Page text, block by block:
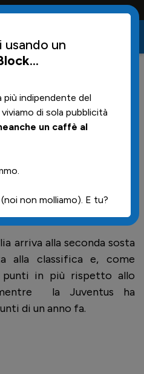
la portano tutta la vita
+ 3
sei giornate di Serie
arriva alla seconda sosta
alla classifica e, come
in più rispetto allo
la Juventus ha
di un anno fa.
usando un
...
più indipendente del
di sola pubblicità
un caffè al
(noi non molliamo). E tu?